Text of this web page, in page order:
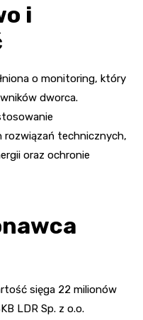
i
o monitoring, który
dworca.
rozwiązań technicznych,
oraz ochronie
sięga 22 milionów
LDR Sp. z o.o.